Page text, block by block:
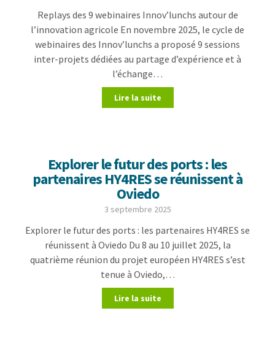
Replays des 9 webinaires Innov’lunchs autour de
l’innovation agricole En novembre 2025, le cycle de
webinaires des Innov’lunchs a proposé 9 sessions
inter-projets dédiées au partage d’expérience et à
l’échange…
Lire la suite
Explorer le futur des ports : les
partenaires HY4RES se réunissent à
Oviedo
3 septembre 2025
Explorer le futur des ports : les partenaires HY4RES se
réunissent à Oviedo Du 8 au 10 juillet 2025, la
quatrième réunion du projet européen HY4RES s’est
tenue à Oviedo,…
Lire la suite